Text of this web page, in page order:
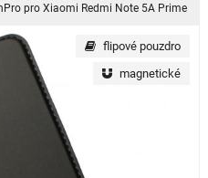
pro Xiaomi Redmi Note 5A Prime
flipové pouzdro
magnetické